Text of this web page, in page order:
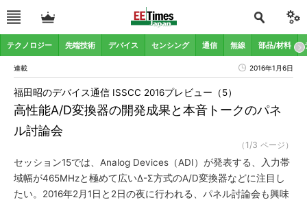
テクノロジー 先端技術 デバイス センシング 通信 無線 部品/材料
連載 2016年1月6日
高性能A/D変換器の開発成果と本音トークのパネ
ル討論会
福田昭のデバイス通信 ISSCC 2016プレビュー（5）
（1/3 ページ）
セッション15では、Analog Devices（ADI）が発表する、入力帯
域幅が465MHzと極めて広いΔ-Σ方式のA/D変換器などに注目し
たい。2016年2月1日と2日の夜に行われる、パネル討論会も興味